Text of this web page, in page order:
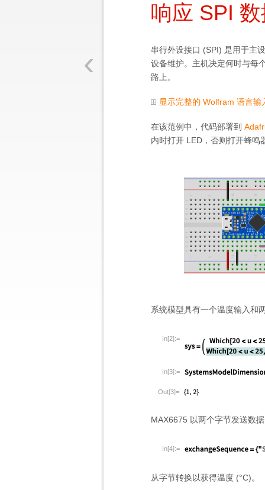
‹
响应 SPI
串行外设接口 (SPI) 是用于主
设备维护。主机决定何时与每
路上。
显示完整的 Wolfram 语言输
在该范例中，代码部署到
内时打开 LED，否则打开蜂鸣
系统模型具有一个温度输入和
In[2]:=
In[3]:=
Out[3]=
MAX6675 以两个字节发送数
In[4]:=
从字节转换以获得温度 (°C)。